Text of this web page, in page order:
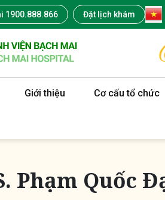
1900.888.866 Đặt lịch khám
Giới thiệu Cơ cấu tổ chức
Phạm Quốc